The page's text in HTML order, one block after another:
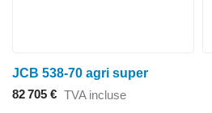
JCB 538-70 agri super
82 705 € TVA incluse